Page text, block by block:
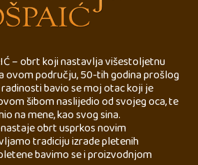
– obrt koji nastavlja višestoljetnu
ovom području, 50-tih godina prošlog
bavio se moj otac koji je
šibom naslijedio od svojeg oca, te
na mene, kao svog sina.
nastaje obrt usprkos novim
tradiciju izrade pletenih
bavimo se i proizvodnjom